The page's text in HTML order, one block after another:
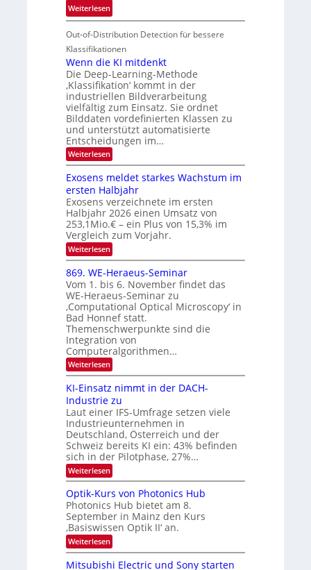
t
e
I
S
I
O
N
T
e
c
h
T
a
l
k
s
o
u
r
a
u
f
d
e
r
V
I
S
I
O
N
2
0
2
6
Weiterlesen:
T
a
g
u
n
g
z
u
E
l
e
k
t
r
o
n
k
-
u
n
d
B
i
l
d
v
e
r
a
r
b
e
i
t
u
n
g
s
-
T
r
Out-of-Distribution Detection für bessere
Klassifikationen
Wenn die KI mitdenkt
Die Deep-Learning-Methode
‚Klassifikation‘ kommt in der
industriellen Bildverarbeitung
vielfältig zum Einsatz. Sie ordnet
Bilddaten vordefinierten Klassen zu
und unterstützt automatisierte
Entscheidungen im…
Weiterlesen:
W
n
n
d
i
e
K
I
m
i
t
d
e
n
k
t
Exosens meldet starkes Wachstum im
ersten Halbjahr
Exosens verzeichnete im ersten
Halbjahr 2026 einen Umsatz von
253,1Mio.€ – ein Plus von 15,3% im
Vergleich zum Vorjahr.
Weiterlesen:
E
x
o
s
e
n
s
m
e
l
d
e
t
s
t
a
r
k
e
s
W
a
c
h
s
u
m
i
m
e
869. WE-Heraeus-Seminar
Vom 1. bis 6. November findet das
WE-Heraeus-Seminar zu
‚Computational Optical Microscopy‘ in
Bad Honnef statt.
Themenschwerpunkte sind die
Integration von
Computeralgorithmen…
Weiterlesen:
8
9
.
W
E
-
H
e
r
a
e
u
s
-
S
e
m
i
a
KI-Einsatz nimmt in der DACH-
Industrie zu
Laut einer IFS-Umfrage setzen viele
Industrieunternehmen in
Deutschland, Österreich und der
Schweiz bereits KI ein: 43% befinden
sich in der Pilotphase, 27%…
Weiterlesen:
K
-
E
i
n
s
a
t
z
Optik-Kurs von Photonics Hub
Photonics Hub bietet am 8.
September in Mainz den Kurs
‚Basiswissen Optik II‘ an.
Weiterlesen:
O
p
Mitsubishi Electric und Sony starten